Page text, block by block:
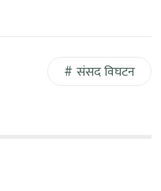
संसद विघटन